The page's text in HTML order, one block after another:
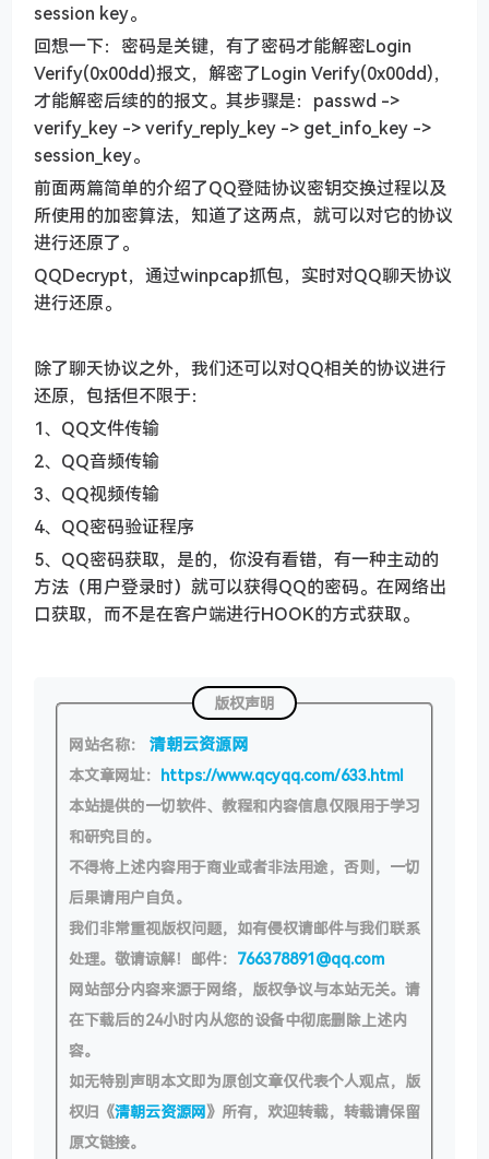
session key。
回想一下：密码是关键，有了密码才能解密Login
Verify(0x00dd)报文，解密了Login Verify(0x00dd)，
才能解密后续的的报文。其步骤是：passwd ->
verify_key -> verify_reply_key -> get_info_key ->
session_key。
前面两篇简单的介绍了QQ登陆协议密钥交换过程以及
所使用的加密算法，知道了这两点，就可以对它的协议
进行还原了。
QQDecrypt，通过winpcap抓包，实时对QQ聊天协议
进行还原。
除了聊天协议之外，我们还可以对QQ相关的协议进行
还原，包括但不限于：
1、QQ文件传输
2、QQ音频传输
3、QQ视频传输
4、QQ密码验证程序
5、 QQ密码获取，是的，你没有看错，有一种主动的
方法（用户登录时）就可以获得QQ的密码。在网络出
口获取，而不是在客户端进行HOOK的方式获取。
版权声明
网站名称： 清朝云资源网
本文章网址： https://www.qcyqq.com/633.html
本站提供的一切软件、教程和内容信息仅限用于学习
和研究目的。
不得将上述内容用于商业或者非法用途，否则，一切
后果请用户自负。
我们非常重视版权问题，如有侵权请邮件与我们联系
处理。敬请谅解！邮件： 766378891@qq.com
网站部分内容来源于网络，版权争议与本站无关。请
在下载后的24小时内从您的设备中彻底删除上述内
容。
如无特别声明本文即为原创文章仅代表个人观点，版
权归《清朝云资源网》所有，欢迎转载，转载请保留
原文链接。